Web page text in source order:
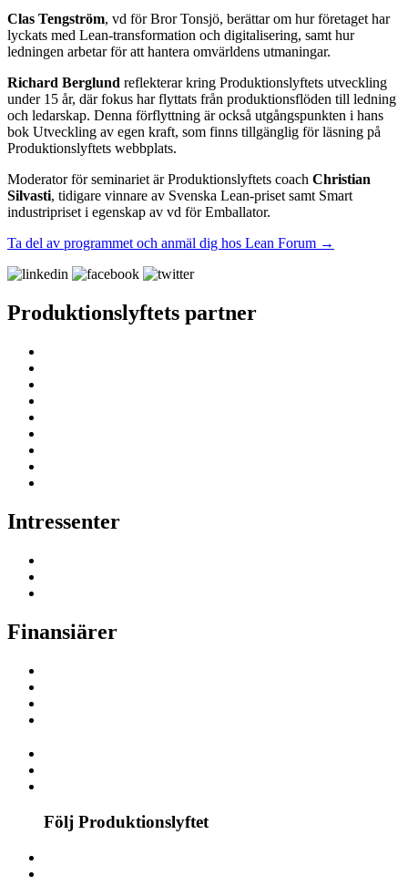
Clas Tengström, vd för Bror Tonsjö, berättar om hur företaget har
lyckats med Lean-transformation och digitalisering, samt hur
ledningen arbetar för att hantera omvärldens utmaningar.
Richard Berglund reflekterar kring Produktionslyftets utveckling
under 15 år, där fokus har flyttats från produktionsflöden till ledning
och ledarskap. Denna förflyttning är också utgångspunkten i hans
bok Utveckling av egen kraft, som finns tillgänglig för läsning på
Produktionslyftets webbplats.
Moderator för seminariet är Produktionslyftets coach Christian
Silvasti, tidigare vinnare av Svenska Lean-priset samt Smart
industripriset i egenskap av vd för Emballator.
Ta del av programmet och anmäl dig hos Lean Forum →
Produktionslyftets partner
Intressenter
Finansiärer
Följ Produktionslyftet